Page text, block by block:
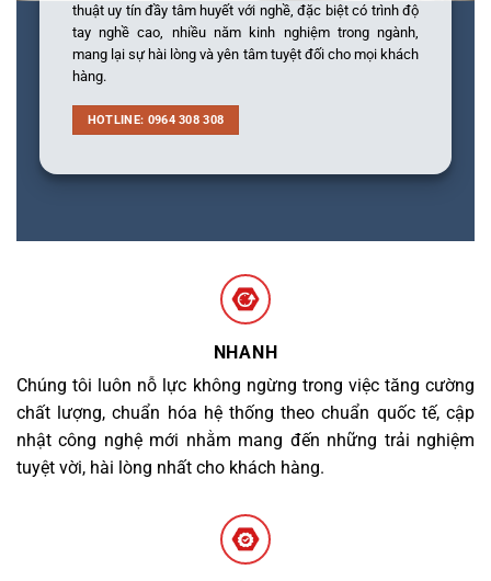
thuật uy tín đầy tâm huyết với nghề, đặc biệt có trình độ
tay nghề cao, nhiều năm kinh nghiệm trong ngành,
mang lại sự hài lòng và yên tâm tuyệt đối cho mọi khách
hàng.
HOTLINE: 0964 308 308
NHANH
Chúng tôi luôn nỗ lực không ngừng trong việc tăng cường
chất lượng, chuẩn hóa hệ thống theo chuẩn quốc tế, cập
nhật công nghệ mới nhằm mang đến những trải nghiệm
tuyệt vời, hài lòng nhất cho khách hàng.